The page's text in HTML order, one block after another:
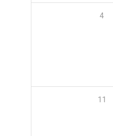
4
11